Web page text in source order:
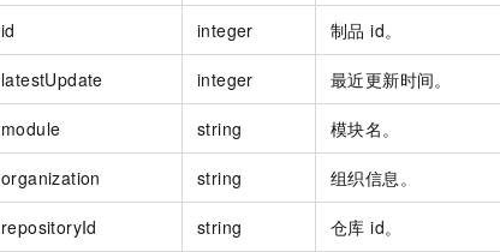
id integer 制品 id。
latestUpdate integer 最近更新时间。
module string 模块名。
organization string 组织信息。
repositoryId string 仓库 id。